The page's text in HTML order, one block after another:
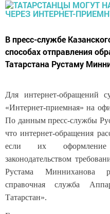
В пресс-службе
способах отправления
Татарстана Рустаму
Для интернет-обращений
«Интернет-приемная» на
По данным пресс-службы
что интернет-обращения
если их оформление
законодательством
Рустама Минниханова
справочная служба
Татарстан».